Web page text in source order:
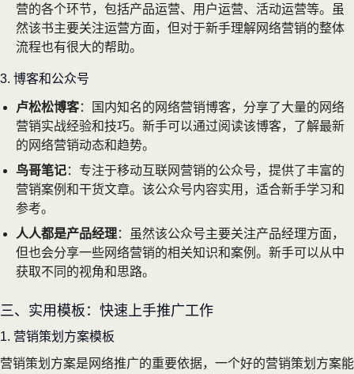
营的各个环节，包括产品运营、用户运营、活动运营等。虽
然该书主要关注运营方面，但对于新手理解网络营销的整体
流程也有很大的帮助。
3. 博客和公众号
卢松松博客：国内知名的网络营销博客，分享了大量的网络
营销实战经验和技巧。新手可以通过阅读该博客，了解最新
的网络营销动态和趋势。
鸟哥笔记：专注于移动互联网营销的公众号，提供了丰富的
营销案例和干货文章。该公众号内容实用，适合新手学习和
参考。
人人都是产品经理：虽然该公众号主要关注产品经理方面，
但也会分享一些网络营销的相关知识和案例。新手可以从中
获取不同的视角和思路。
三、实用模板：快速上手推广工作
1. 营销策划方案模板
营销策划方案是网络推广的重要依据，一个好的营销策划方案能